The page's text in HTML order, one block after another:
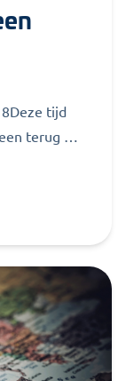
tijd
terug en